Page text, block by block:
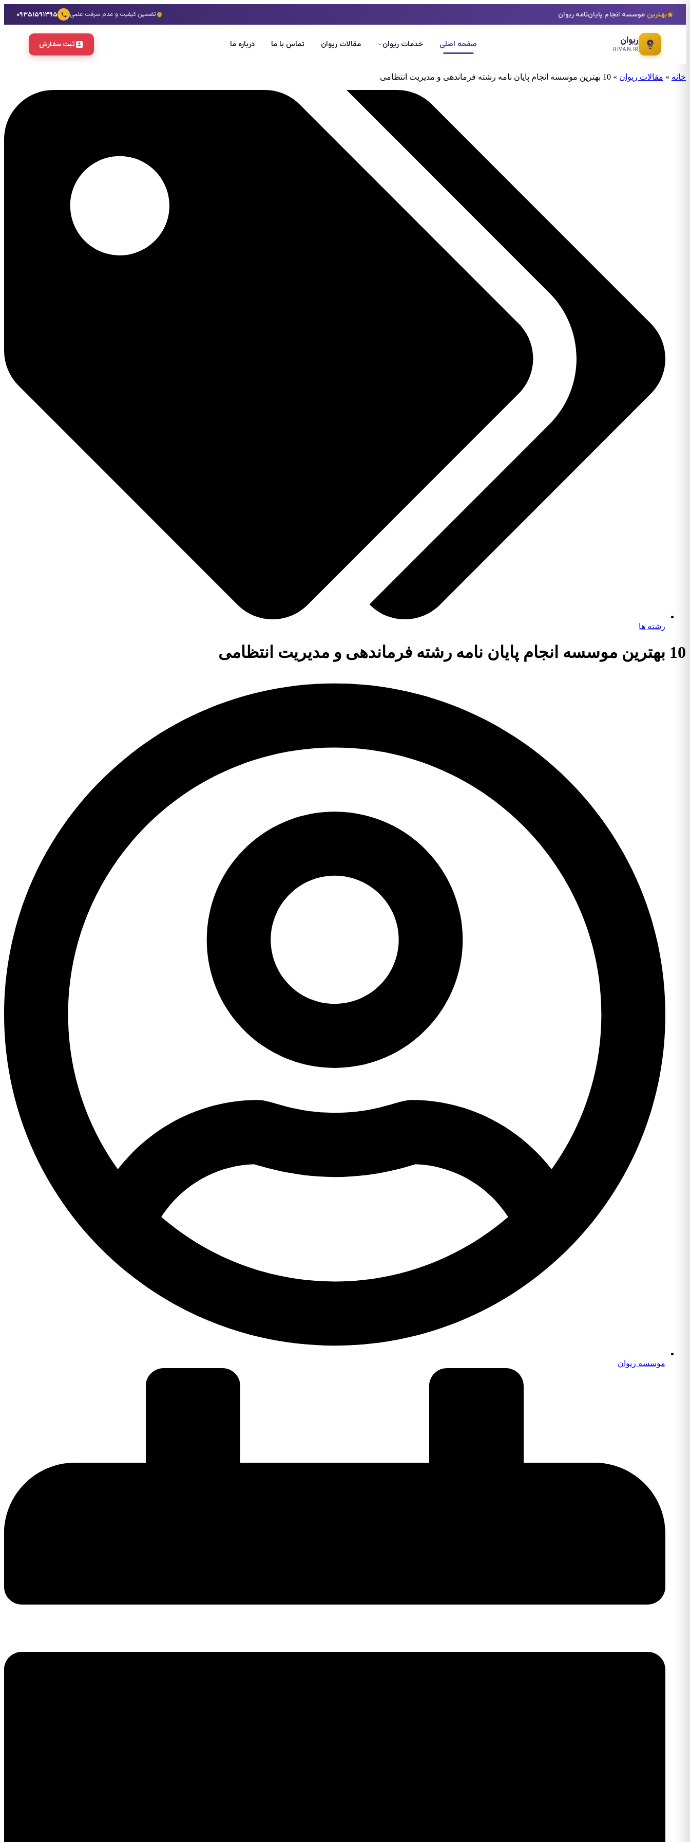
بهترین موسسه انجام پایان‌نامه ریوان تضمین کیفیت و عدم سرقت علمی ۰۹۳۵۱۵۹۱۳۹۵
ریوان
RIVAN.IR صفحه اصلی خدمات ریوان مقالات ریوان تماس با ما درباره ما ثبت سفارش
خانه » مقالات ریوان » 10 بهترین موسسه انجام پایان نامه رشته فرماندهی و مدیریت انتظامی
رشته ها
10 بهترین موسسه انجام پایان نامه رشته فرماندهی و مدیریت انتظامی
موسسه ریوان